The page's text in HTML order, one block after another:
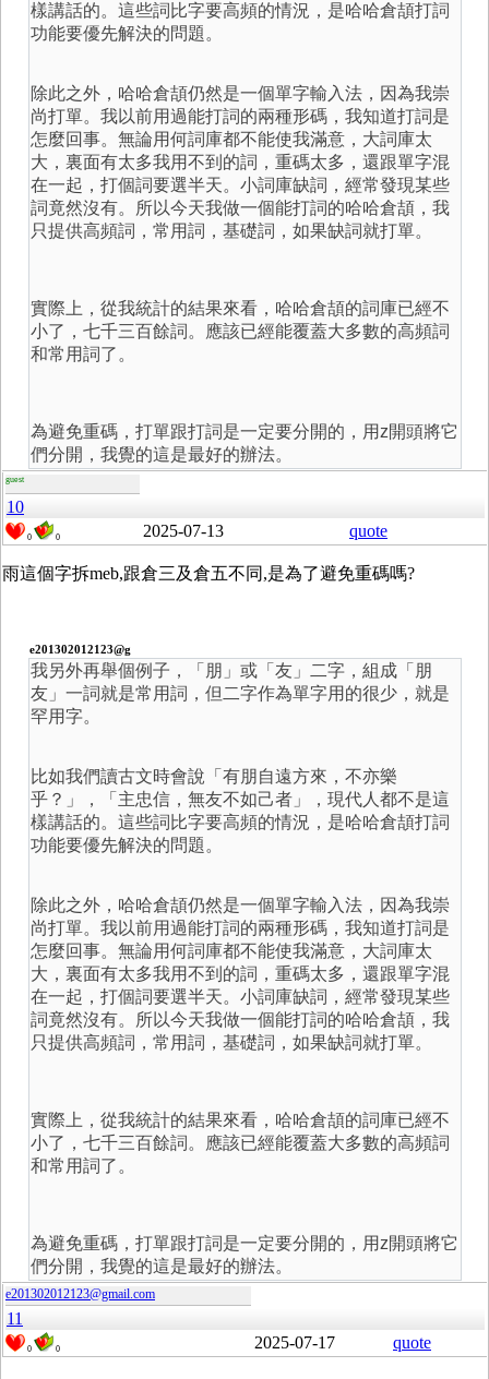
樣講話的。這些詞比字要高頻的情況，是哈哈倉頡打詞
功能要優先解決的問題。
除此之外，哈哈倉頡仍然是一個單字輸入法，因為我崇
尚打單。我以前用過能打詞的兩種形碼，我知道打詞是
怎麼回事。無論用何詞庫都不能使我滿意，大詞庫太
大，裏面有太多我用不到的詞，重碼太多，還跟單字混
在一起，打個詞要選半天。小詞庫缺詞，經常發現某些
詞竟然沒有。所以今天我做一個能打詞的哈哈倉頡，我
只提供高頻詞，常用詞，基礎詞，如果缺詞就打單。
實際上，從我統計的結果來看，哈哈倉頡的詞庫已經不
小了，七千三百餘詞。應該已經能覆蓋大多數的高頻詞
和常用詞了。
為避免重碼，打單跟打詞是一定要分開的，用z開頭將它
們分開，我覺的這是最好的辦法。
guest
10
0 0 2025-07-13 quote
雨這個字拆meb,跟倉三及倉五不同,是為了避免重碼嗎?
e201302012123@g
我另外再舉個例子，「朋」或「友」二字，組成「朋
友」一詞就是常用詞，但二字作為單字用的很少，就是
罕用字。
比如我們讀古文時會說「有朋自遠方來，不亦樂
乎？」，「主忠信，無友不如己者」，現代人都不是這
樣講話的。這些詞比字要高頻的情況，是哈哈倉頡打詞
功能要優先解決的問題。
除此之外，哈哈倉頡仍然是一個單字輸入法，因為我崇
尚打單。我以前用過能打詞的兩種形碼，我知道打詞是
怎麼回事。無論用何詞庫都不能使我滿意，大詞庫太
大，裏面有太多我用不到的詞，重碼太多，還跟單字混
在一起，打個詞要選半天。小詞庫缺詞，經常發現某些
詞竟然沒有。所以今天我做一個能打詞的哈哈倉頡，我
只提供高頻詞，常用詞，基礎詞，如果缺詞就打單。
實際上，從我統計的結果來看，哈哈倉頡的詞庫已經不
小了，七千三百餘詞。應該已經能覆蓋大多數的高頻詞
和常用詞了。
為避免重碼，打單跟打詞是一定要分開的，用z開頭將它
們分開，我覺的這是最好的辦法。
e201302012123@gmail.com
11
0 0 2025-07-17 quote